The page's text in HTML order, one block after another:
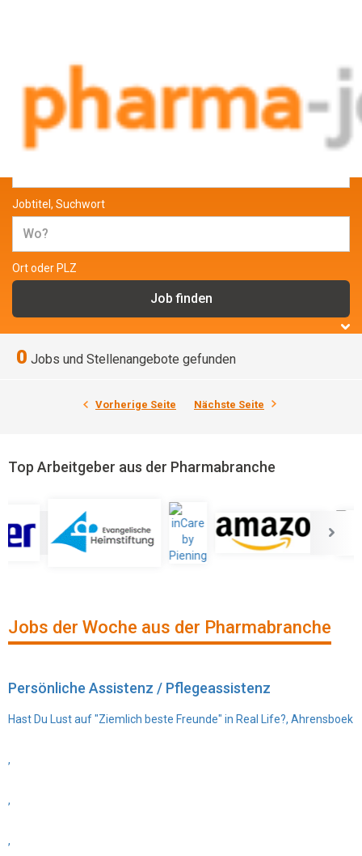
Jobs und Stellenangebote aus der
Pharmabranche
Jobtitel, Suchwort
Ort oder PLZ
0 Jobs und Stellenangebote gefunden
Vorherige Seite Nächste Seite
Top Arbeitgeber aus der Pharmabranche
Jobs der Woche aus der Pharmabranche
Persönliche Assistenz / Pflegeassistenz
Hast Du Lust auf "Ziemlich beste Freunde" in Real Life?, Ahrensboek
,
,
,